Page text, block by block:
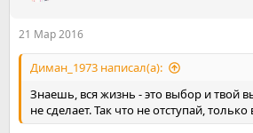
а
21 Мар 2016
Диман_1973 написал(а):
Знаешь, вся жизнь - это выбор и твой
не сделает. Так что не отступай, только